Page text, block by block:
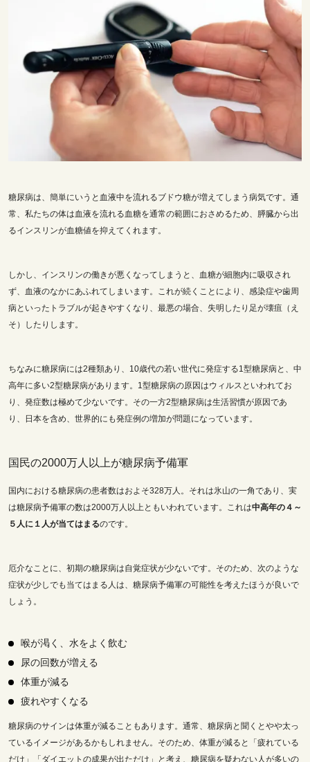
糖尿病は、簡単にいうと血液中を流れるブドウ糖が増えてしまう病気です。通
常、私たちの体は血液を流れる血糖を通常の範囲におさめるため、膵臓から出
るインスリンが血糖値を抑えてくれます。
しかし、インスリンの働きが悪くなってしまうと、血糖が細胞内に吸収され
ず、血液のなかにあふれてしまいます。これが続くことにより、感染症や歯周
病といったトラブルが起きやすくなり、最悪の場合、失明したり足が壊疽（え
そ）したりします。
ちなみに糖尿病には2種類あり、10歳代の若い世代に発症する1型糖尿病と、中
高年に多い2型糖尿病があります。1型糖尿病の原因はウィルスといわれてお
り、発症数は極めて少ないです。その一方2型糖尿病は生活習慣が原因であ
り、日本を含め、世界的にも発症例の増加が問題になっています。
国民の2000万人以上が糖尿病予備軍
国内における糖尿病の患者数はおよそ328万人。それは氷山の一角であり、実
は糖尿病予備軍の数は2000万人以上ともいわれています。これは中高年の４～
５人に１人が当てはまるのです。
厄介なことに、初期の糖尿病は自覚症状が少ないです。そのため、次のような
症状が少しでも当てはまる人は、糖尿病予備軍の可能性を考えたほうが良いで
しょう。
喉が渇く、水をよく飲む
尿の回数が増える
体重が減る
疲れやすくなる
糖尿病のサインは体重が減ることもあります。通常、糖尿病と聞くとやや太っ
ているイメージがあるかもしれません。そのため、体重が減ると「疲れている
だけ」「ダイエットの成果が出ただけ」と考え、糖尿病を疑わない人が多いの